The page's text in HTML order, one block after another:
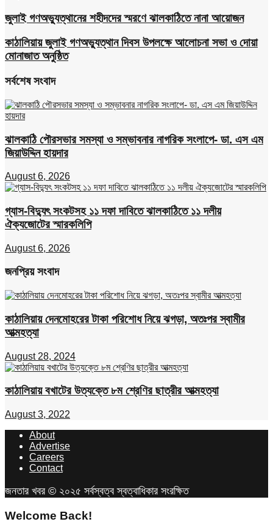
জুলাই গণঅভ্যুত্থানের শহীদদের স্মরণে ঝালকাঠিতে নানা আয়োজন
কাঠালিয়ায় জুলাই গণঅভ্যুত্থান দিবস উপলক্ষে আলোচনা সভা ও দোয়া
মোনাজাত অনুষ্ঠিত
সর্বশেষ সংবাদ
ঝালকাঠি পৌরসভার সমস্যা ও সম্ভাবনার নাগরিক সংলাপে- ডা. এস এম
জিয়াউদ্দিন হায়দার
August 6, 2026
গ্যাস-বিদ্যুৎ সংকটসহ ১১ দফা দাবিতে ঝালকাঠিতে ১১ দলীয়
ঐক্যজোটের স্মারকলিপি
August 6, 2026
জনপ্রিয় সংবাদ
কাঠালিয়ায় দেনমোহরের টাকা পরিশোধ নিয়ে ঝগড়া, অতঃপর স্বামীর
আত্মহত্যা
August 28, 2024
কাঠালিয়ায় বখাটের উত্যক্তে ৮ম শ্রেণির ছাত্রীর আত্মহত্যা
August 3, 2022
About
Advertise
Careers
Contact
জনতার খবর © ২০২৫ সর্বস্বত্ব স্বত্বাধিকার সংরক্ষিত
Welcome Back!